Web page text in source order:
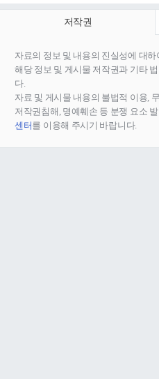
저작권
자료의 정보 및 내용의 진실성에 대
해당 정보 및 게시물 저작권과 기타
다.
자료 및 게시물 내용의 불법적 이용,
저작권침해, 명예훼손 등 분쟁 요소
센터를 이용해 주시기 바랍니다.